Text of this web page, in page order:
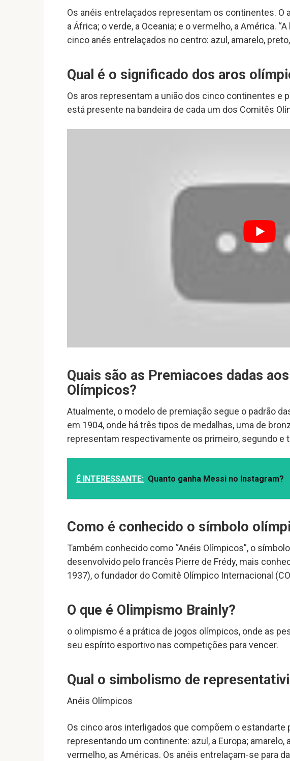
Os anéis entrelaçados representam os continentes. O
a África; o verde, a Oceania; e o vermelho, a América.
cinco anés entrelaçados no centro: azul, amarelo,
Qual é o significado dos aros
Os aros representam a união dos cinco continentes e
está presente na bandeira de cada um dos Comitês
Quais são as Premiacoes dadas
Olímpicos?
Atualmente, o modelo de premiação segue o padrão
em 1904, onde há três tipos de medalhas, uma de
representam respectivamente os primeiro, segundo e
É INTERESSANTE: Quanto ganha Messi no Instagram?
Como é conhecido o símbolo
Também conhecido como “Anéis Olímpicos”, o
desenvolvido pelo francês Pierre de Frédy, mais
1937), o fundador do Comitê Olímpico Internacional
O que é Olimpismo Brainly?
o olimpismo é a prática de jogos olímpicos, onde as
seu espírito esportivo nas competições para vencer.
Qual o simbolismo de
Anéis Olímpicos
Os cinco aros interligados que compõem o
representando um continente: azul, a Europa; amarelo,
vermelho, as Américas. Os anéis entrelaçam-se para